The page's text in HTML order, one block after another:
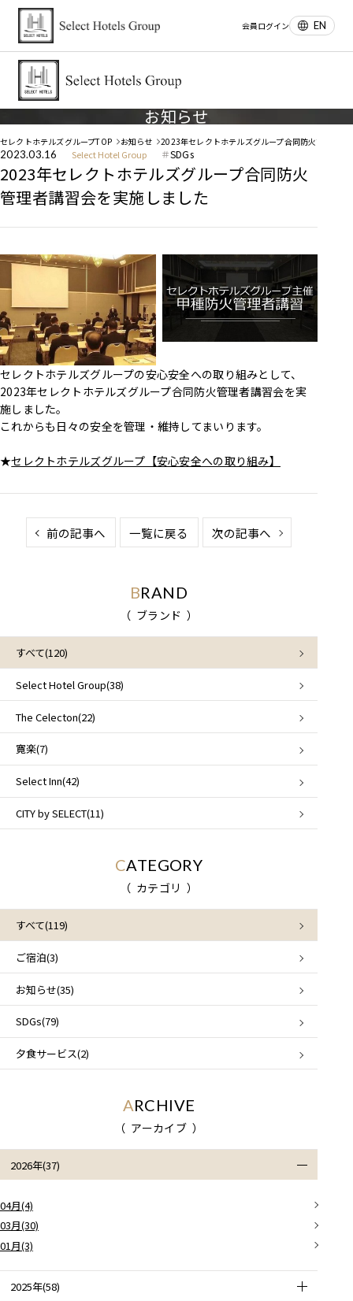
EN
会員ログイン
お知らせ
セレクトホテルズグループTOP お知らせ 2023年セレクトホテルズグループ合同防火管理者講
2023.03.16 Select Hotel Group SDGs
2023年セレクトホテルズグループ合同防火
管理者講習会を実施しました
セレクトホテルズグループの安心安全への取り組みとして、
2023年セレクトホテルズグループ合同防火管理者講習会を実
施しました。
これからも日々の安全を管理・維持してまいります。
★セレクトホテルズグループ【安心安全への取り組み】
前の記事へ 一覧に戻る 次の記事へ
BRAND
ブランド
すべて(120)
Select Hotel Group(38)
The Celecton(22)
寛楽(7)
Select Inn(42)
CITY by SELECT(11)
CATEGORY
カテゴリ
すべて(119)
ご宿泊(3)
お知らせ(35)
SDGs(79)
夕食サービス(2)
ARCHIVE
アーカイブ
2026年(37)
04月(4)
03月(30)
01月(3)
2025年(58)